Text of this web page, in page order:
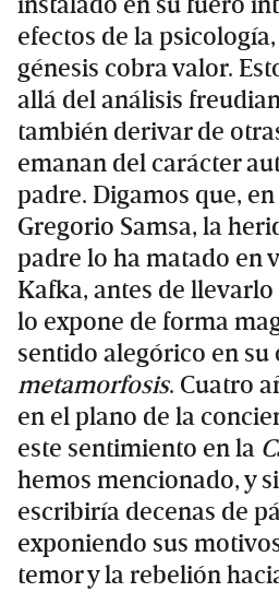
efectos de la
génesis cobra valor.
allá del análisis
también derivar de
emanan del carácter
padre. Digamos que,
Gregorio Samsa, la
padre lo ha matado en
Kafka, antes de
lo expone de forma
sentido alegórico en su
metamorfosis. Cuatro
en el plano de la
este sentimiento en la
hemos mencionado, y
escribiría decenas de
exponiendo sus
temor y la rebelión